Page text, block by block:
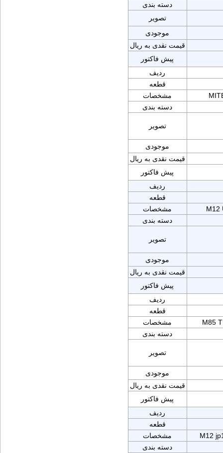
دسته بندی
تصویر
موجودی
قیمت نقدی به ریال
پیش فاکتور
ردیف
قطعه
مشخصات
دسته بندی
تصویر
موجودی
قیمت نقدی به ریال
پیش فاکتور
ردیف
قطعه
مشخصات
M12
دسته بندی
تصویر
موجودی
قیمت نقدی به ریال
پیش فاکتور
ردیف
قطعه
مشخصات
M85
دسته بندی
تصویر
موجودی
قیمت نقدی به ریال
پیش فاکتور
ردیف
قطعه
مشخصات
M12
دسته بندی